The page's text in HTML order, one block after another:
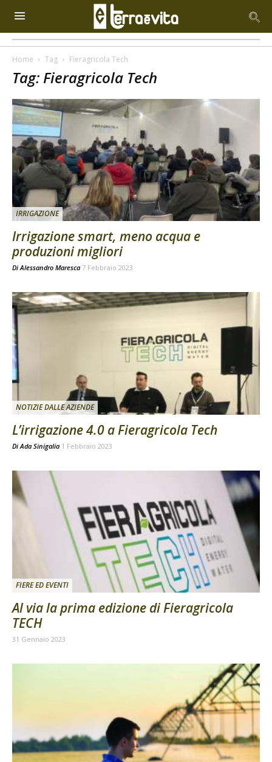
Home Tag Fieragricola Tech
Tag: Fieragricola Tech
IRRIGAZIONE
Irrigazione smart, meno acqua e
produzioni migliori
DiAlessandro Maresca 7 Febbraio 2023
NOTIZIE DALLE AZIENDE
L’irrigazione 4.0 a Fieragricola Tech
Di Ada Sinigalia 1 Febbraio 2023
FIERE ED EVENTI
Al via la prima edizione di Fieragricola
TECH
31 Gennaio 2023